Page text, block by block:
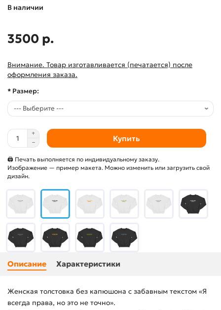
В наличии
3500 р.
Внимание. Товар изготавливается (печатается) после
оформления заказа.
* Размер:
Купить
🖨 Печать выполняется по индивидуальному заказу.
Изображение — пример макета. Можно изменить или загрузить свой
дизайн.
Описание Характеристики
Женская толстовка без капюшона с забавным текстом «Я
всегда права, но это не точно».